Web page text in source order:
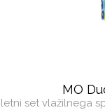
MO
set vlažilnega